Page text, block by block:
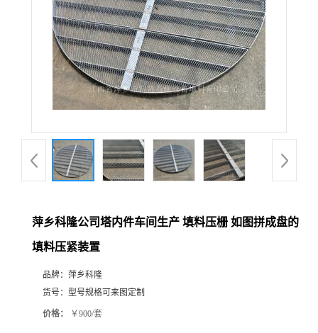
产
品
厅
萍乡科隆公司塔内件车间生产 填料压栅 如图拼成盘的
填料压紧装置
品牌： 萍乡科隆
货号： 型号规格可来图定制
价格： ￥900/套